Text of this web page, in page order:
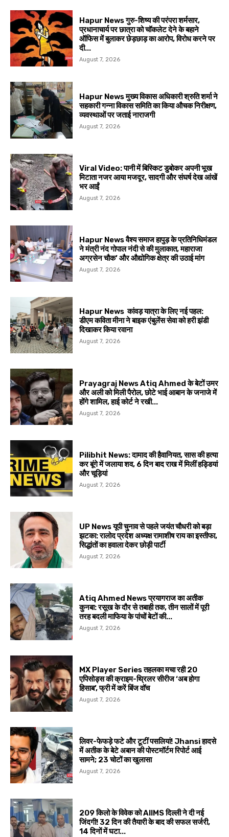
Hapur News गुरु-शिष्य की परंपरा शर्मसार,
प्रधानाचार्य पर छात्रा को चॉकलेट देने के बहाने
ऑफिस में बुलाकर छेड़छाड़ का आरोप, विरोध करने पर
दी...
August 7, 2026
Hapur News मुख्य विकास अधिकारी श्रुति शर्मा ने
सहकारी गन्ना विकास समिति का किया औचक निरीक्षण,
व्यवस्थाओं पर जताई नाराजगी
August 7, 2026
Viral Video: पानी में बिस्किट डुबोकर अपनी भूख
मिटाता नजर आया मजदूर, सादगी और संघर्ष देख आंखें
भर आईं
August 7, 2026
Hapur News वैश्य समाज हापुड़ के प्रतिनिधिमंडल
ने मंत्री नंद गोपाल नंदी से की मुलाकात, महाराजा
अग्रसेन चौक’ और औद्योगिक क्षेत्र की उठाई मांग
August 7, 2026
Hapur News कांवड़ यात्रा के लिए नई पहल:
डीएम कविता मीना ने बाइक एंबुलेंस सेवा को हरी झंडी
दिखाकर किया रवाना
August 7, 2026
Prayagraj News Atiq Ahmed के बेटों उमर
और अली को मिली पैरोल, छोटे भाई आबान के जनाजे में
होंगे शामिल, हाई कोर्ट ने रखी...
August 7, 2026
Pilibhit News: दामाद की हैवानियत, सास की हत्या
कर बूंगे में जलाया शव, 6 दिन बाद राख में मिलीं हड्डियां
और चूड़ियां
August 7, 2026
UP News यूपी चुनाव से पहले जयंत चौधरी को बड़ा
झटका: रालोद प्रदेश अध्यक्ष रामाशीष राय का इस्तीफा,
सिद्धांतों का हवाला देकर छोड़ी पार्टी
August 7, 2026
Atiq Ahmed News प्रयागराज का अतीक
कुनबा: रसूख के दौर से तबाही तक, तीन सालों में पूरी
तरह बदली माफिया के पांचों बेटों की...
August 7, 2026
MX Player Series तहलका मचा रही 20
एपिसोड्स की क्राइम-थ्रिलर सीरीज ‘अब होगा
हिसाब’, फ्री में करें बिंज वॉच
August 7, 2026
लिवर-फेफड़े फटे और टूटीं पसलियां! Jhansi हादसे
में अतीक के बेटे अबान की पोस्टमॉर्टम रिपोर्ट आई
सामने; 23 चोटों का खुलासा
August 7, 2026
209 किलो के विवेक को AIIMS दिल्ली ने दी नई
जिंदगी! 32 दिन की तैयारी के बाद की सफल सर्जरी,
14 दिनों में घटा...